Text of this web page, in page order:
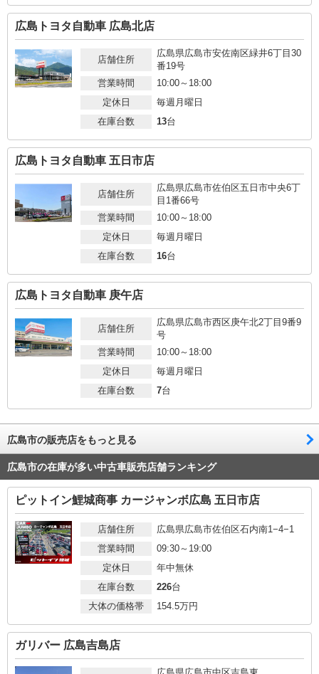
広島トヨタ自動車 広島北店
店舗住所
広島県広島市安佐南区緑井6丁目30
番19号
営業時間
10:00～18:00
定休日
毎週月曜日
在庫台数
13台
広島トヨタ自動車 五日市店
店舗住所
広島県広島市佐伯区五日市中央6丁
目1番66号
営業時間
10:00～18:00
定休日
毎週月曜日
在庫台数
16台
広島トヨタ自動車 庚午店
店舗住所
広島県広島市西区庚午北2丁目9番9
号
営業時間
10:00～18:00
定休日
毎週月曜日
在庫台数
7台
広島市の販売店をもっと見る
広島市の在庫が多い中古車販売店舗ランキング
ピットイン鯉城商事 カージャンボ広島 五日市店
店舗住所
広島県広島市佐伯区石内南1−4−1
営業時間
09:30～19:00
定休日
年中無休
在庫台数
226台
大体の価格帯
154.5万円
ガリバー 広島吉島店
広島県広島市中区吉島東